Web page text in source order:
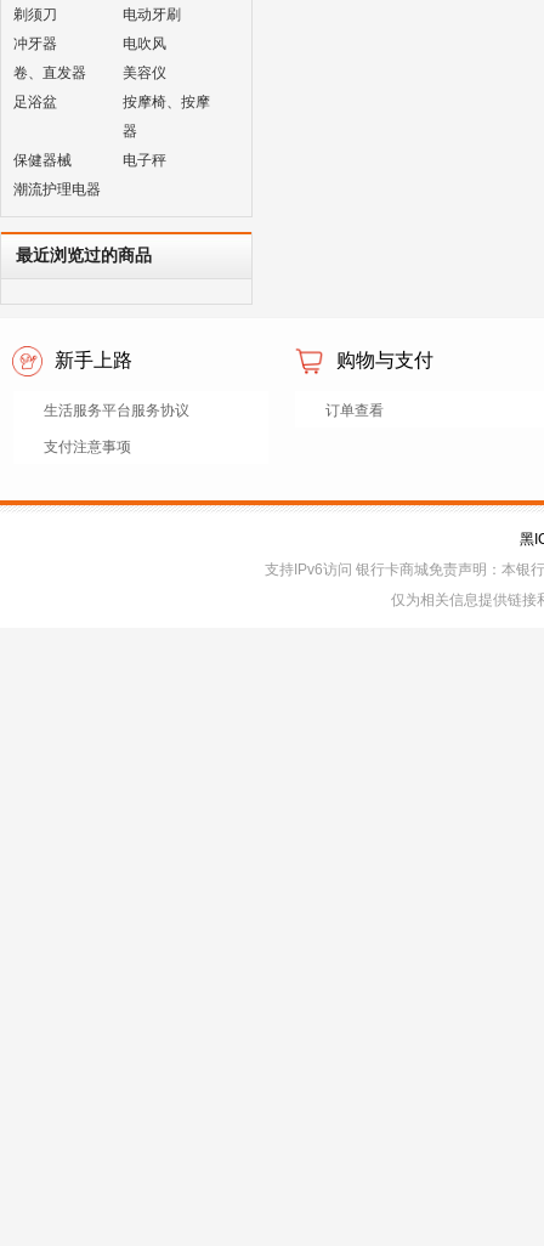
剃须刀
电动牙刷
冲牙器
电吹风
卷、直发器
美容仪
足浴盆
按摩椅、按摩
器
保健器械
电子秤
潮流护理电器
最近浏览过的商品
新手上路
生活服务平台服务协议
支付注意事项
购物与支付
订单查看
黑
支持IPv6访问 银行卡商城免责声明：本银
仅为相关信息提供链接